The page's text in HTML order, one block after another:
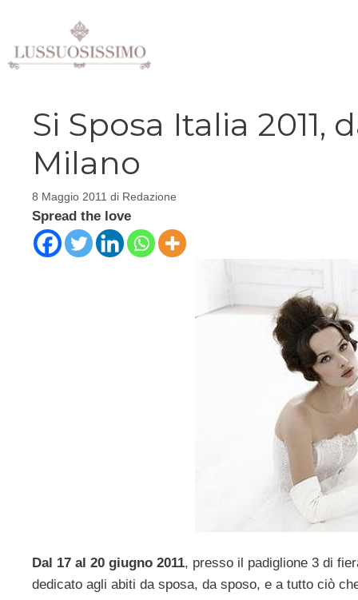
contenuto
Si Sposa Italia 2011,
Milano
8 Maggio 2011 di Redazione
Spread the love
Dal 17 al 20 giugno 2011, presso il padiglione 3 di
dedicato agli abiti da sposa, da sposo, e a tutto ciò